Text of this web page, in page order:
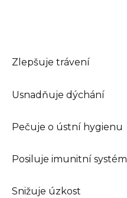
Zlepšuje trávení
Usnadňuje dýchání
Pečuje o ústní hygienu
Posiluje imunitní systém
Snižuje úzkost